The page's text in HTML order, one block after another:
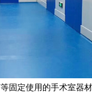
固定使用的手术室器材